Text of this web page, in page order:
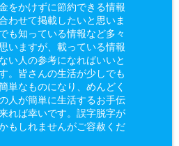
をかけずに節約できる情報
わせて掲載したいと思いま
も知っている情報など多々
いますが、載っている情報
い人の参考になればいいと
。皆さんの生活が少しでも
単なものになり、めんどく
人が簡単に生活するお手伝
れば幸いです。誤字脱字が
もしれませんがご容赦くだ